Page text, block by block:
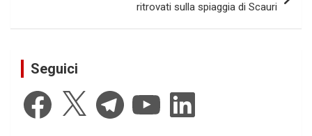
ritrovati sulla spiaggia di Scauri
Seguici
Facebook Telegram YouTube LinkedIn